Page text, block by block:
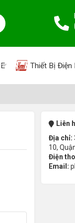
Thiết Bị Điện
Liên
Địa chỉ:
10,
Điện
Email: